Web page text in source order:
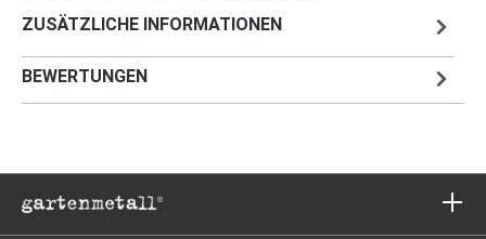
ZUSÄTZLICHE INFORMATIONEN
BEWERTUNGEN